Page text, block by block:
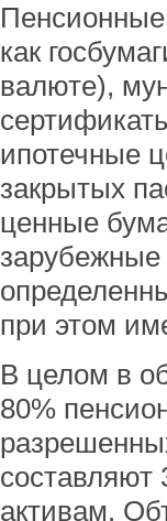
как
валюте),
ипотечные
закрытых
ценные
при этом
В целом в
80%
составляют
активам.